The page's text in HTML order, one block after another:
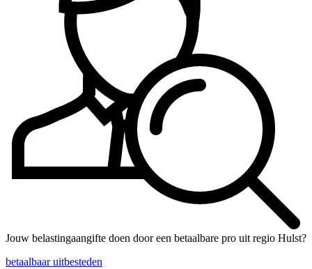
Jouw belastingaangifte doen door een betaalbare pro uit regio Hulst?
betaalbaar uitbesteden